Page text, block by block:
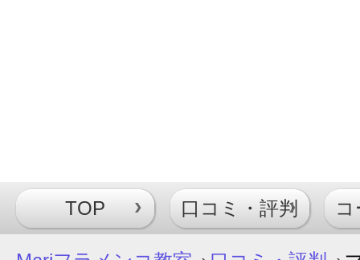
TOP 口コミ・評判